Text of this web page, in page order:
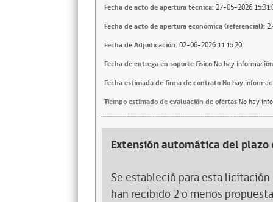
Fecha de acto de apertura técnica: 27-05-2026
Fecha de acto de apertura económica (referencial):
Fecha de Adjudicación: 02-06-2026 11:15:20
Fecha de entrega en soporte fisicoNo hay información
Fecha estimada de firma de contratoNo hay
Tiempo estimado de evaluación de ofertasNo hay
Extensión automática del plazo
Se estableció para esta
han recibido 2 o menos